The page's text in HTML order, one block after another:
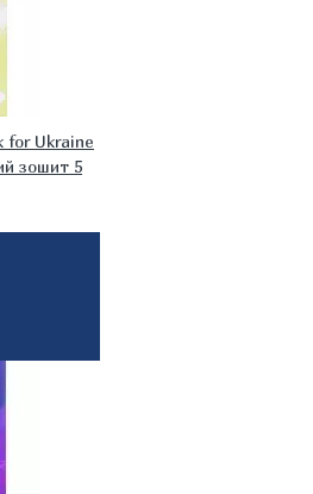
for Ukraine
зошит 5